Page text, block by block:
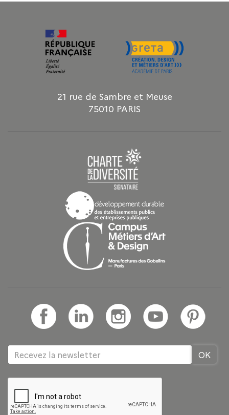
21 rue de Sambre et Meuse
75010 PARIS